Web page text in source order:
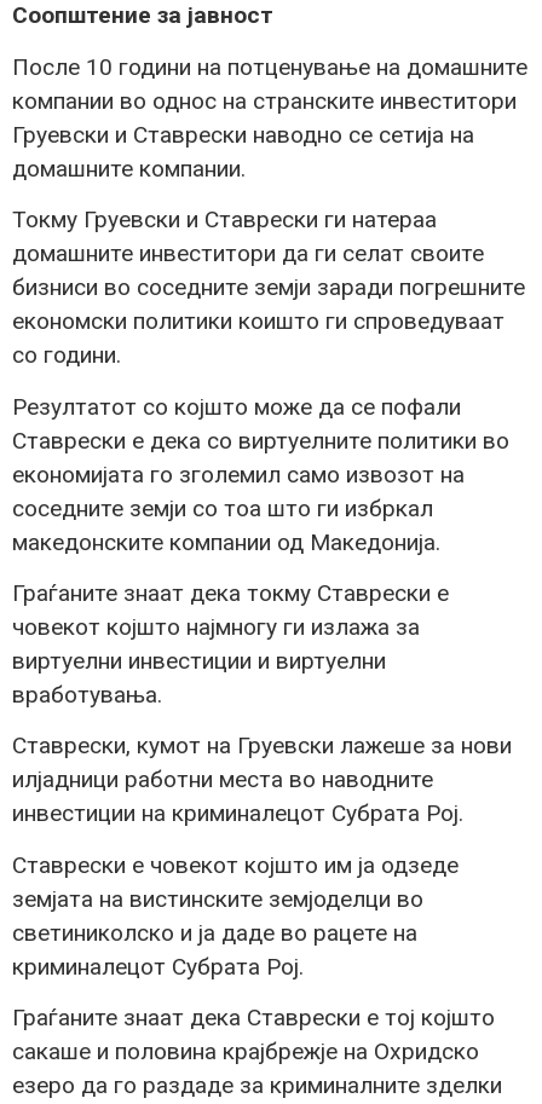
Соопштение за јавност
После 10 години на потценување на домашните
компании во однос на странските инвеститори
Груевски и Ставрески наводно се сетија на
домашните компании.
Токму Груевски и Ставрески ги натераа
домашните инвеститори да ги селат своите
бизниси во соседните земји заради погрешните
економски политики коишто ги спроведуваат
со години.
Резултатот со којшто може да се пофали
Ставрески е дека со виртуелните политики во
економијата го зголемил само извозот на
соседните земји со тоа што ги избркал
македонските компании од Македонија.
Граѓаните знаат дека токму Ставрески е
човекот којшто најмногу ги излажа за
виртуелни инвестиции и виртуелни
вработувања.
Ставрески, кумот на Груевски лажеше за нови
илјадници работни места во наводните
инвестиции на криминалецот Субрата Рој.
Ставрески е човекот којшто им ја одзеде
земјата на вистинските земјоделци во
светиниколско и ја даде во рацете на
криминалецот Субрата Рој.
Граѓаните знаат дека Ставрески е тој којшто
сакаше и половина крајбрежје на Охридско
езеро да го раздаде за криминалните зделки